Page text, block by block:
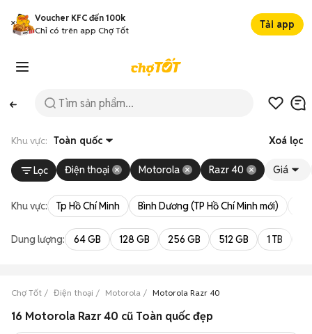
Voucher KFC đến 100k
Chỉ có trên app Chợ Tốt
Tải app
Khu vực: Toàn quốc Xoá lọc
Lọc Điện thoại Motorola Razr 40 Giá
Khu vực: Tp Hồ Chí Minh Bình Dương (TP Hồ Chí Minh mới)
Dung lượng: 64 GB 128 GB 256 GB 512 GB 1 TB
Chợ Tốt Điện thoại Motorola Motorola Razr 40
16 Motorola Razr 40 cũ Toàn quốc đẹp